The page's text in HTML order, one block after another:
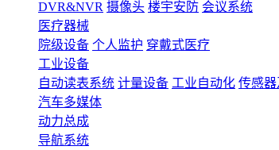
DVR&NVR 摄像头 楼宇安防 会议系统
医疗器械
院级设备 个人监护 穿戴式医疗
工业设备
自动读表系统 计量设备 工业自动化 传感
汽车多媒体
动力总成
导航系统